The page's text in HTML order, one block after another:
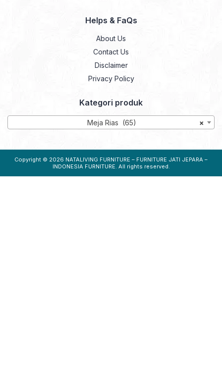
Helps & FaQs
About Us
Contact Us
Disclaimer
Privacy Policy
Kategori produk
×
Meja Rias (65)
Copyright © 2026 NATALIVING FURNITURE – FURNITURE JATI JEPARA –
INDONESIA FURNITURE. All rights reserved.